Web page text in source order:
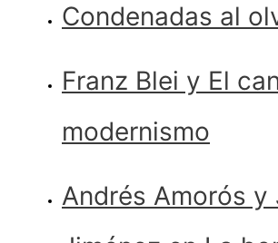
Condenadas al
Franz Blei y El
modernismo
Andrés Amorós y